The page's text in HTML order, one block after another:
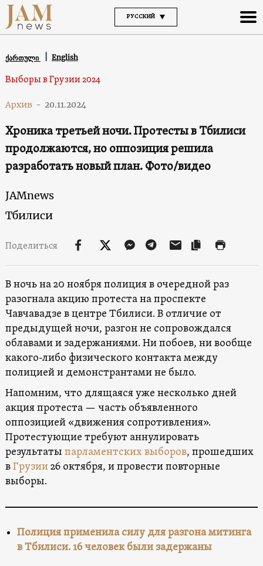
РУССКИЙ
ქართული English
Выборы в Грузии 2024
Архив - 20.11.2024
Хроника третьей ночи. Протесты в Тбилиси
продолжаются, но оппозиция решила
разработать новый план. Фото/видео
JAMnews
Тбилиси
Поделиться
В ночь на 20 ноября полиция в очередной раз
разогнала акцию протеста на проспекте
Чавчавадзе в центре Тбилиси. В отличие от
предыдущей ночи, разгон не сопровождался
облавами и задержаниями. Ни побоев, ни вообще
какого-либо физического контакта между
полицией и демонстрантами не было.
Напомним, что длящаяся уже несколько дней
акция протеста — часть объявленного
оппозицией «движения сопротивления».
Протестующие требуют аннулировать
результаты парламентских выборов, прошедших
вГрузии26 октября, и провести повторные
выборы.
Полиция применила силу для разгона митинга
в Тбилиси. 16 человек были задержаны